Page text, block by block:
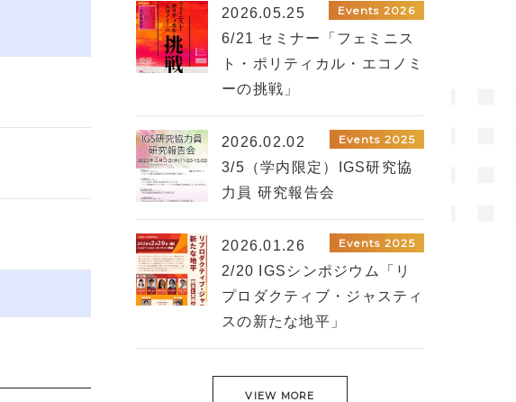
2026.05.25 Events 2026
6/21 セミナー「フェミニス
ト・ポリティカル・エコノミ
ーの挑戦」
2026.02.02 Events 2025
3/5（学内限定）IGS研究協
力員 研究報告会
2026.01.26 Events 2025
2/20 IGSシンポジウム「リ
プロダクティブ・ジャスティ
スの新たな地平」
VIEW MORE